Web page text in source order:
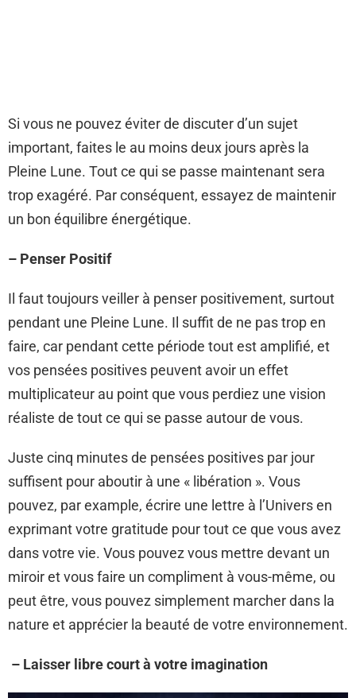
Si vous ne pouvez éviter de discuter d’un sujet
important, faites le au moins deux jours après la
Pleine Lune. Tout ce qui se passe maintenant sera
trop exagéré. Par conséquent, essayez de maintenir
un bon équilibre énergétique.
– Penser Positif
Il faut toujours veiller à penser positivement, surtout
pendant une Pleine Lune. Il suffit de ne pas trop en
faire, car pendant cette période tout est amplifié, et
vos pensées positives peuvent avoir un effet
multiplicateur au point que vous perdiez une vision
réaliste de tout ce qui se passe autour de vous.
Juste cinq minutes de pensées positives par jour
suffisent pour aboutir à une « libération ». Vous
pouvez, par example, écrire une lettre à l’Univers en
exprimant votre gratitude pour tout ce que vous avez
dans votre vie. Vous pouvez vous mettre devant un
miroir et vous faire un compliment à vous-même, ou
peut être, vous pouvez simplement marcher dans la
nature et apprécier la beauté de votre environnement.
– Laisser libre court à votre imagination